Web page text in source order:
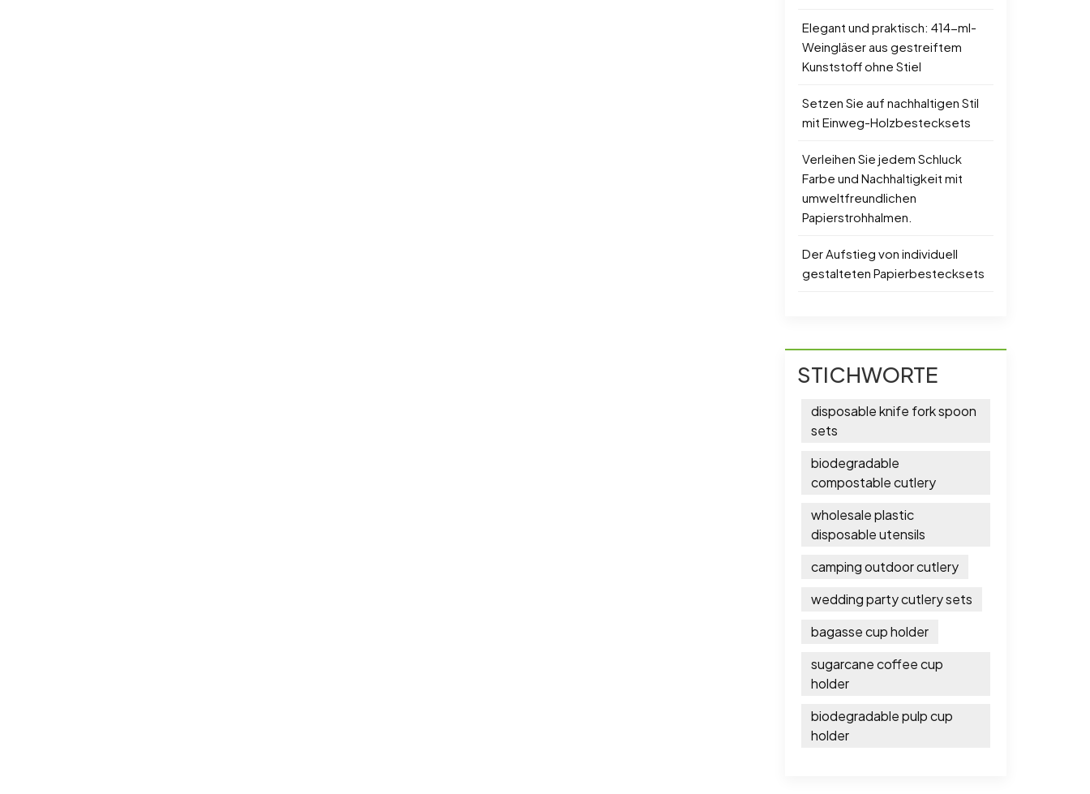
Elegant und praktisch: 414-ml-
Weingläser aus gestreiftem
Kunststoff ohne Stiel
Setzen Sie auf nachhaltigen Stil
mit Einweg-Holzbestecksets
Verleihen Sie jedem Schluck
Farbe und Nachhaltigkeit mit
umweltfreundlichen
Papierstrohhalmen.
Der Aufstieg von individuell
gestalteten Papierbestecksets
STICHWORTE
disposable knife fork spoon
sets
biodegradable
compostable cutlery
wholesale plastic
disposable utensils
camping outdoor cutlery
wedding party cutlery sets
bagasse cup holder
sugarcane coffee cup
holder
biodegradable pulp cup
holder